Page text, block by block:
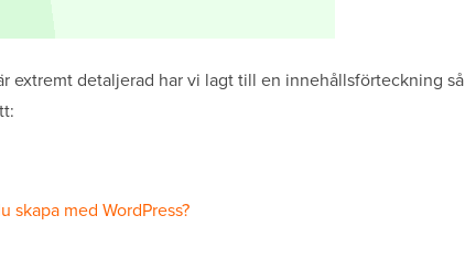
extremt detaljerad har vi lagt till en innehållsförteckning så
med WordPress?